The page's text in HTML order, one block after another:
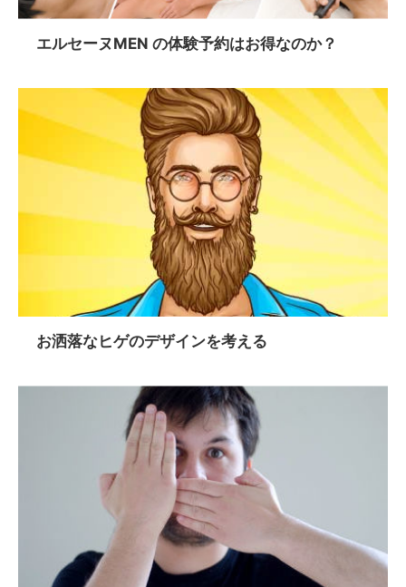
エルセーヌMEN の体験予約はお得なのか？
お洒落なヒゲのデザインを考える